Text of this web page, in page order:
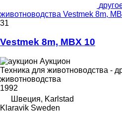
животноводства Vestmek 8m,
31
Vestmek 8m, MBX 10
Аукцион
Техника для животноводства -
животноводства
1992
Швеция, Karlstad
Klaravik Sweden